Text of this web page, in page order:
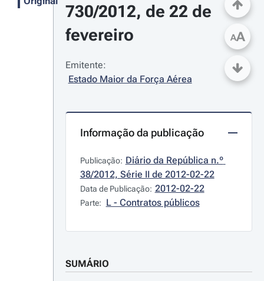
730/2012, de 22 de
fevereiro
Emitente:
Estado Maior da Força Aérea
Informação da publicação
Publicação: Diário da República n.º
38/2012, Série II de 2012-02-22
Data de Publicação: 2012-02-22
Parte: L - Contratos públicos
SUMÁRIO
AA